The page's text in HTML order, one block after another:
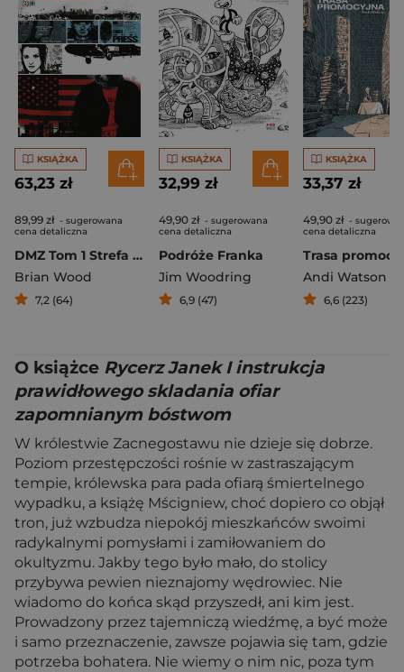
KSIĄŻKA
63,23 zł
89,99 zł - sugerowana
cena detaliczna
DMZ Tom 1 Strefa zdemilitaryzowana
Brian Wood
7,2 (64)
KSIĄŻKA
32,99 zł
49,90 zł - sugerowana
cena detaliczna
Podróże Franka
Jim Woodring
6,9 (47)
KSIĄŻKA
33,37 zł
49,90 zł -
cena detaliczna
Trasa
Andi Watson
6,6 (223)
O książce Rycerz Janek I instrukcja
prawidłowego skladania ofiar
zapomnianym bóstwom
W królestwie Zacnegostawu nie dzieje się dobrze.
Poziom przestępczości rośnie w zastraszającym
tempie, królewska para pada ofiarą śmiertelnego
wypadku, a książę Mścigniew, choć dopiero co objął
tron, już wzbudza niepokój mieszkańców swoimi
radykalnymi pomysłami i zamiłowaniem do
okultyzmu. Jakby tego było mało, do stolicy
przybywa pewien nieznajomy wędrowiec. Nie
wiadomo do końca skąd przyszedł, ani kim jest.
Prowadzony przez tajemniczą wiedźmę, a być może
i samo przeznaczenie, zawsze pojawia się tam, gdzie
potrzeba bohatera. Nie wiemy o nim nic, poza tym